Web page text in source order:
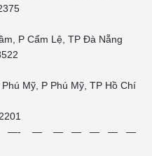
P Cẩm Lệ, TP Đà Nẵng
Mỹ, P Phú Mỹ, TP Hồ Chí
—- — — — — — —